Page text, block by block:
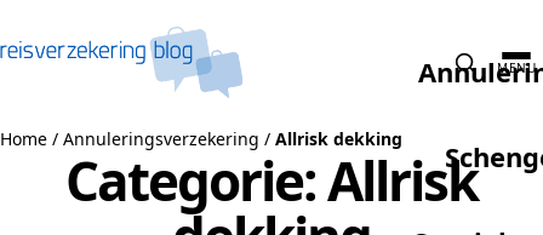
MENU
Home / Annuleringsverzekering / Allrisk dekking
Categorie:Allrisk